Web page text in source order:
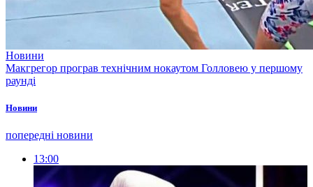
Новини
Макгрегор програв технічним нокаутом Голловею у першому
раунді
Новини
попередні новини
13:00